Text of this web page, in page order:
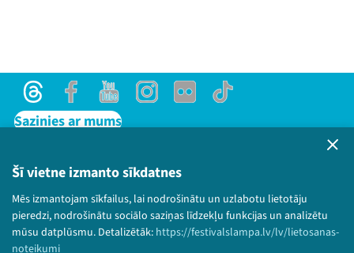
Šī vietne izmanto sīkdatnes
Mēs izmantojam sīkfailus, lai nodrošinātu un uzlabotu lietotāju
pieredzi, nodrošinātu sociālo saziņas līdzekļu funkcijas un analizētu
mūsu datplūsmu. Detalizētāk: https://festivalslampa.lv/lv/lietosanas-
noteikumi
ThreadsFacebookYoutubeInstagram
Flick TikTok
Sazinies ar mums
Lietošanas noteikumi un sīkdatņu politika
Bērnu aizsardzības politika
© 2026 Sarunu festivāls LAMPA Visas tiesības
paturētas.